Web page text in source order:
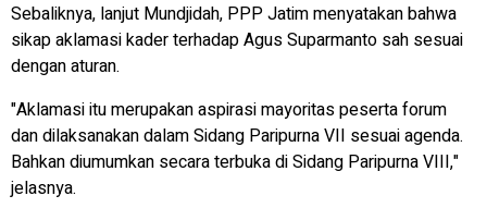
Sebaliknya, lanjut Mundjidah, PPP Jatim menyatakan bahwa
sikap aklamasi kader terhadap Agus Suparmanto sah sesuai
dengan aturan.
"Aklamasi itu merupakan aspirasi mayoritas peserta forum
dan dilaksanakan dalam Sidang Paripurna VII sesuai agenda.
Bahkan diumumkan secara terbuka di Sidang Paripurna VIII,"
jelasnya.